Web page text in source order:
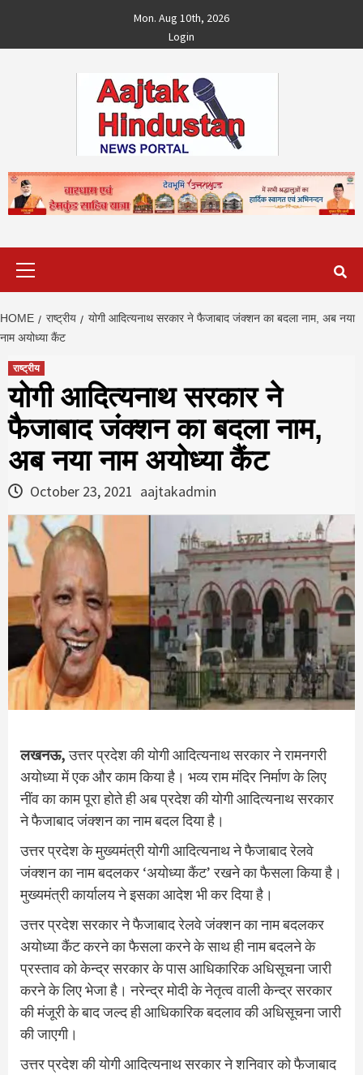
content
Mon. Aug 10th, 2026
Login
HOME राष्ट्रीय
योगी आदित्यनाथ सरकार ने फैजाबाद जंक्शन का बदला नाम, अब नया
नाम अयोध्या कैंट
राष्ट्रीय
योगी आदित्यनाथ सरकार ने
फैजाबाद जंक्शन का बदला नाम,
अब नया नाम अयोध्या कैंट
October 23, 2021 aajtakadmin
लखनऊ,उत्तर प्रदेश की योगी आदित्यनाथ सरकार ने रामनगरी
अयोध्या में एक और काम किया है। भव्य राम मंदिर निर्माण के लिए
नींव का काम पूरा होते ही अब प्रदेश की योगी आदित्यनाथ सरकार
ने फैजाबाद जंक्शन का नाम बदल दिया है।
उत्तर प्रदेश के मुख्यमंत्री योगी आदित्यनाथ ने फैजाबाद रेलवे
जंक्शन का नाम बदलकर ‘अयोध्या कैंट’ रखने का फैसला किया है।
मुख्यमंत्री कार्यालय ने इसका आदेश भी कर दिया है।
उत्तर प्रदेश सरकार ने फैजाबाद रेलवे जंक्शन का नाम बदलकर
अयोध्या कैंट करने का फैसला करने के साथ ही नाम बदलने के
प्रस्ताव को केन्द्र सरकार के पास आधिकारिक अधिसूचना जारी
करने के लिए भेजा है। नरेन्द्र मोदी के नेतृत्व वाली केन्द्र सरकार
की मंजूरी के बाद जल्द ही आधिकारिक बदलाव की अधिसूचना जारी
की जाएगी।
उत्तर प्रदेश की योगी आदित्यनाथ सरकार ने शनिवार को फैजाबाद